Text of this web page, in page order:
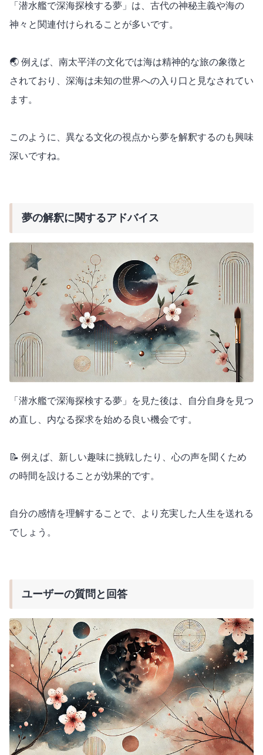
「潜水艦で深海探検する夢」は、古代の神秘主義や海の
神々と関連付けられることが多いです。
🌏 例えば、南太平洋の文化では海は精神的な旅の象徴と
されており、深海は未知の世界への入り口と見なされてい
ます。
このように、異なる文化の視点から夢を解釈するのも興味
深いですね。
夢の解釈に関するアドバイス
「潜水艦で深海探検する夢」を見た後は、自分自身を見つ
め直し、内なる探求を始める良い機会です。
📝 例えば、新しい趣味に挑戦したり、心の声を聞くため
の時間を設けることが効果的です。
自分の感情を理解することで、より充実した人生を送れる
でしょう。
ユーザーの質問と回答